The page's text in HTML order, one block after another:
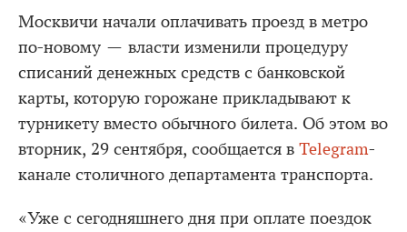
Москвичи начали оплачивать проезд в метро
по-новому — власти изменили процедуру
списаний денежных средств с банковской
карты, которую горожане прикладывают к
турникету вместо обычного билета. Об этом во
вторник, 29 сентября, сообщается в Telegram-
канале столичного департамента транспорта.
«Уже с сегодняшнего дня при оплате поездок